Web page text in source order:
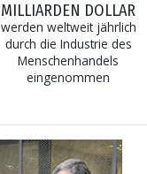
MILLIARDEN DOLLAR
werden weltweit jährlich
durch die Industrie des
Menschenhandels
eingenommen